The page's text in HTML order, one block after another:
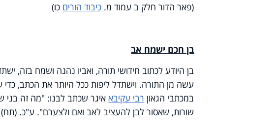
(פאר הדור חלק ב עמוד מ. כיבוד הורים כו)
בן חכם ישמח אב
בן היודע לכתוב חידושי תורה, ואביו נהנה ושמח בזה,
עשה מן התורה. וישתדל ליפות ככל היותר את הכתב, כדי
במכתבי הגאון רבי עקיבאאיגר שכתב לבנו: "מה זה בני
שורות, שאסור לבן להעציב לאב ואם ולצערם". ע"כ. (תח)